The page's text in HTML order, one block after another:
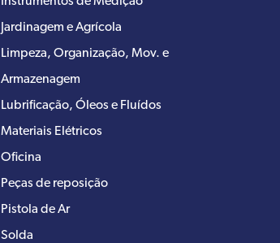
Jardinagem e Agrícola
Limpeza, Organização, Mov. e
Armazenagem
Lubrificação, Óleos e Fluídos
Materiais Elétricos
Oficina
Peças de reposição
Pistola de Ar
Solda